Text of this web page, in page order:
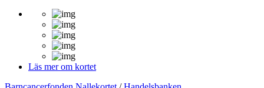
Läs mer om kortet